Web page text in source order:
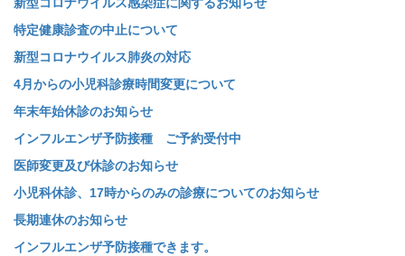
新型コロナウイルス感染症に関するお知らせ
特定健康診査の中止について
新型コロナウイルス肺炎の対応
4月からの小児科診療時間変更について
年末年始休診のお知らせ
インフルエンザ予防接種 ご予約受付中
医師変更及び休診のお知らせ
小児科休診、17時からのみの診療についてのお知らせ
長期連休のお知らせ
インフルエンザ予防接種できます。